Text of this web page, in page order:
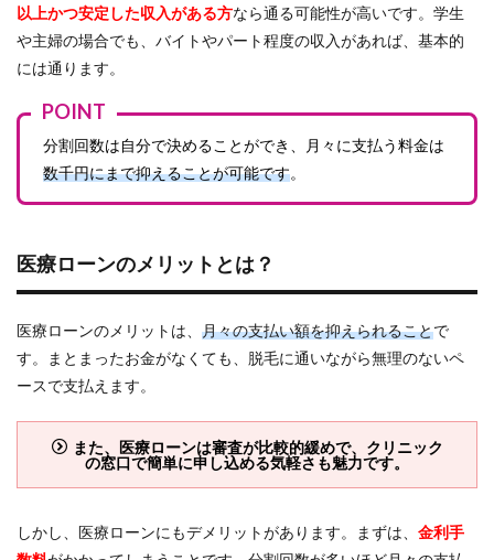
以上かつ安定した収入がある方なら通る可能性が高いです。学生
や主婦の場合でも、バイトやパート程度の収入があれば、基本的
には通ります。
POINT
分割回数は自分で決めることができ、月々に支払う料金は
数千円にまで抑えることが可能です。
医療ローンのメリットとは？
医療ローンのメリットは、 月々の支払い額を抑えられることで
す。まとまったお金がなくても、脱毛に通いながら無理のないペ
ースで支払えます。
また、医療ローンは審査が比較的緩めで、クリニック
の窓口で簡単に申し込める気軽さも魅力です。
しかし、医療ローンにもデメリットがあります。まずは、 金利手